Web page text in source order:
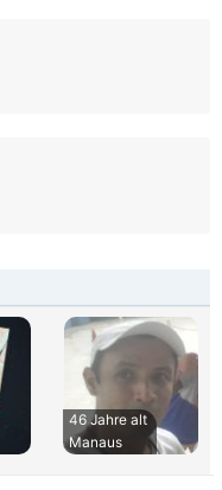
46 Jahre alt
Manaus